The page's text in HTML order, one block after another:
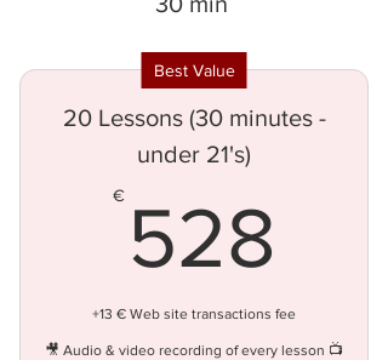
Best Value
20 Lessons (30 minutes -
under 21's)
€ 528
+13 € Web site transactions fee
🎥 Audio & video recording of every lesson 📺